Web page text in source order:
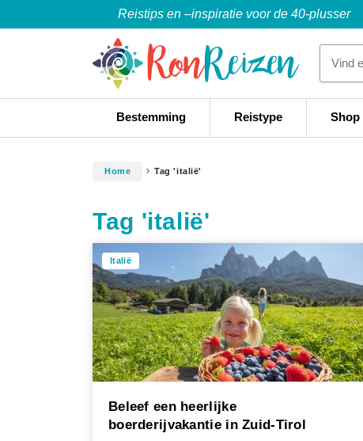
Reistips en –inspiratie voor de 40-plusser
Bestemming Reistype Shop
Home Tag 'italië'
Tag 'italië'
Italië
Beleef een heerlijke
boerderijvakantie in Zuid-Tirol